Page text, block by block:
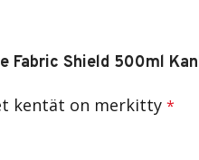
Shield 500ml
kentät on merkitty *